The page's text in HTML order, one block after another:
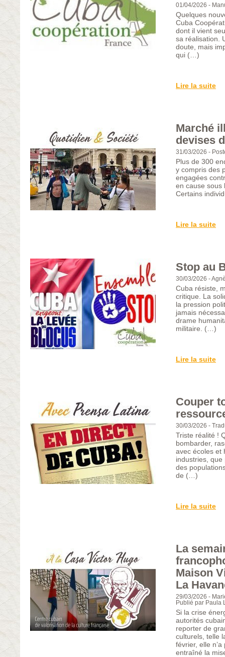
01/04/2026 -
Quelques
Cuba
dont il vient
sa réalisation.
doute, mais
qui (…)
Lire la suite
Marché
devises
31/03/2026 -
Plus de 300
y compris des
engagées
en cause sous
Certains
Lire la suite
Stop au
30/03/2026 -
Cuba résiste,
critique. La
la pression
jamais
drame
militaire. (…)
Lire la suite
Couper
30/03/2026 -
Triste réalité !
bombarder,
avec écoles et
industries,
des
de (…)
Lire la suite
La
Maison
La
29/03/2026 -
Publié par Paula
Si la crise
autorités
reporter de
culturels, telle
février, elle
entraîné la